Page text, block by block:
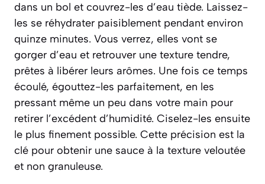
dans un bol et couvrez-les d’eau tiède. Laissez-
les se réhydrater paisiblement pendant environ
quinze minutes. Vous verrez, elles vont se
gorger d’eau et retrouver une texture tendre,
prêtes à libérer leurs arômes. Une fois ce temps
écoulé, égouttez-les parfaitement, en les
pressant même un peu dans votre main pour
retirer l’excédent d’humidité. Ciselez-les ensuite
le plus finement possible. Cette précision est la
clé pour obtenir une sauce à la texture veloutée
et non granuleuse.